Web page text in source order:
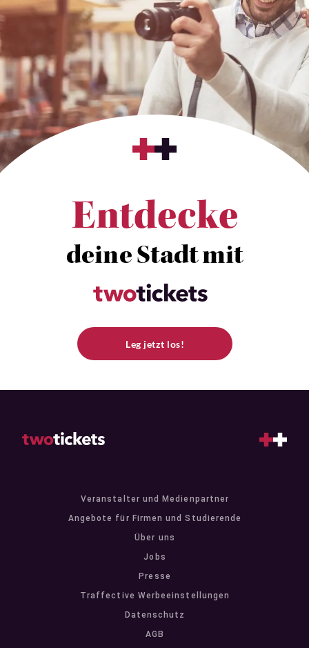
Entdecke
deine Stadt mit
Leg jetzt los!
Veranstalter und Medienpartner
Angebote für Firmen und Studierende
Über uns
Jobs
Presse
Traffective Werbeeinstellungen
Datenschutz
AGB